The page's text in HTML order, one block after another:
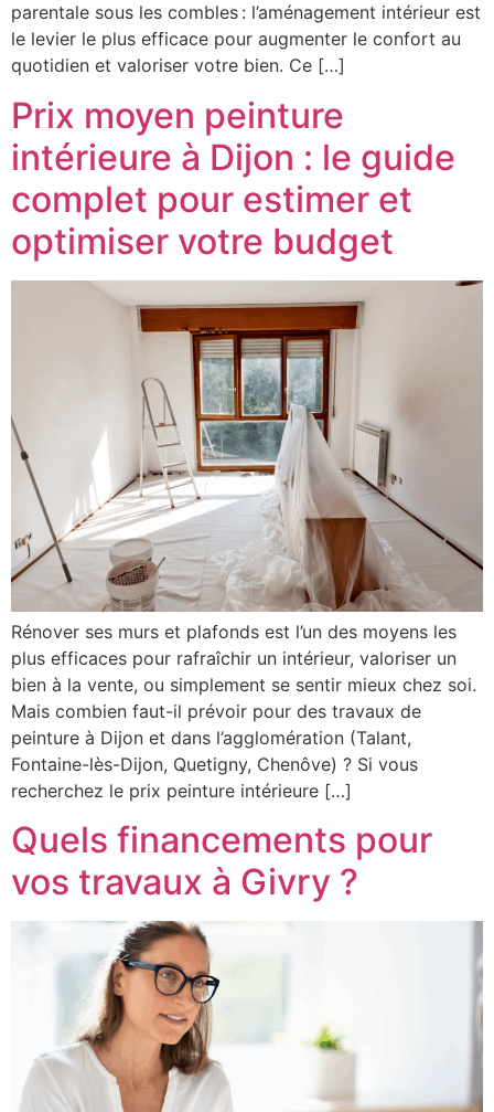
parentale sous les combles : l’aménagement intérieur est
le levier le plus efficace pour augmenter le confort au
quotidien et valoriser votre bien. Ce […]
Prix moyen peinture
intérieure à Dijon : le guide
complet pour estimer et
optimiser votre budget
Rénover ses murs et plafonds est l’un des moyens les
plus efficaces pour rafraîchir un intérieur, valoriser un
bien à la vente, ou simplement se sentir mieux chez soi.
Mais combien faut-il prévoir pour des travaux de
peinture à Dijon et dans l’agglomération (Talant,
Fontaine-lès-Dijon, Quetigny, Chenôve) ? Si vous
recherchez le prix peinture intérieure […]
Quels financements pour
vos travaux à Givry ?